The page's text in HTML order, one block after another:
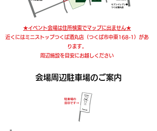
★イベント会場は住所検索でマップに出ません★
近くにはミニストップつくば酒丸店（つくば市中東168-1）があ
ります。
周辺施設を目安にお越しください
​会場周辺駐車場のご案内